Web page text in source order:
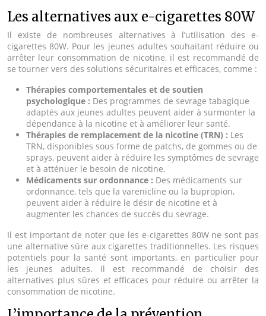
Les alternatives aux e-cigarettes 80W
Il existe de nombreuses alternatives à l’utilisation des e-
cigarettes 80W. Pour les jeunes adultes souhaitant réduire ou
arrêter leur consommation de nicotine, il est recommandé de
se tourner vers des solutions sécuritaires et efficaces, comme :
Thérapies comportementales et de soutien
psychologique : Des programmes de sevrage tabagique
adaptés aux jeunes adultes peuvent aider à surmonter la
dépendance à la nicotine et à améliorer leur santé.
Thérapies de remplacement de la nicotine (TRN) : Les
TRN, disponibles sous forme de patchs, de gommes ou de
sprays, peuvent aider à réduire les symptômes de sevrage
et à atténuer le besoin de nicotine.
Médicaments sur ordonnance : Des médicaments sur
ordonnance, tels que la varenicline ou la bupropion,
peuvent aider à réduire le désir de nicotine et à
augmenter les chances de succès du sevrage.
Il est important de noter que les e-cigarettes 80W ne sont pas
une alternative sûre aux cigarettes traditionnelles. Les risques
potentiels pour la santé sont importants, en particulier pour
les jeunes adultes. Il est recommandé de choisir des
alternatives plus sûres et efficaces pour réduire ou arrêter la
consommation de nicotine.